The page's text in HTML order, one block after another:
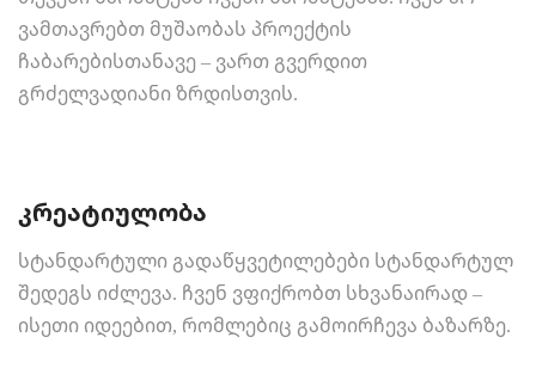
ვამთავრებთ მუშაობას პროექტის
ჩაბარებისთანავე – ვართ გვერდით
გრძელვადიანი ზრდისთვის.
კრეატიულობა
სტანდარტული გადაწყვეტილებები სტანდარტულ
შედეგს იძლევა. ჩვენ ვფიქრობთ სხვანაირად –
ისეთი იდეებით, რომლებიც გამოირჩევა ბაზარზე.